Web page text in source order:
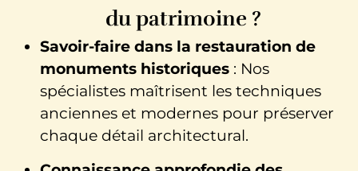
du patrimoine ?
Savoir-faire dans la restauration de
monuments historiques : Nos
spécialistes maîtrisent les techniques
anciennes et modernes pour préserver
chaque détail architectural.